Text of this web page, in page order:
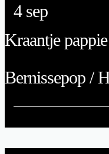
4sep
Kraantje pappie
Bernissepop /